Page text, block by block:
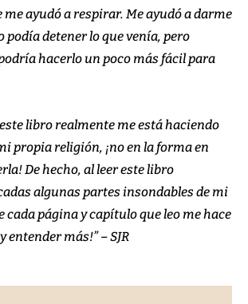
ayudó a respirar. Me ayudó a darme
podía detener lo que venía, pero
hacerlo un poco más fácil para
libro realmente me está haciendo
propia religión, ¡no en la forma en
De hecho, al leer este libro
algunas partes insondables de mi
cada página y capítulo que leo me hace
entender más!” – SJR